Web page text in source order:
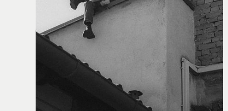
VERMIETUNG
RÄUME
IMAGEFILM
3D-RUNDGANG